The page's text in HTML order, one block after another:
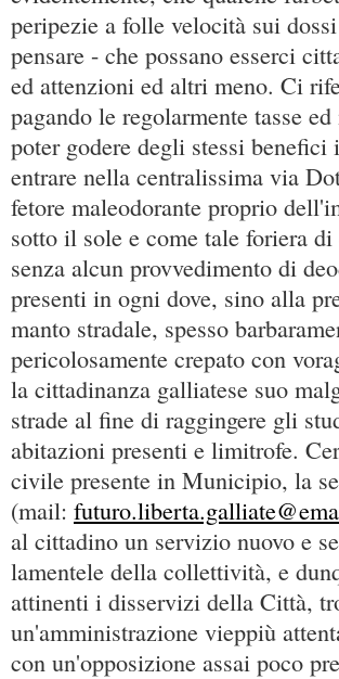
peripezie a folle velocità sui
pensare - che possano esserci
ed attenzioni ed altri meno. Ci
pagando le regolarmente tasse
poter godere degli stessi
entrare nella centralissima via
fetore maleodorante proprio
sotto il sole e come tale foriera
senza alcun provvedimento di
presenti in ogni dove, sino alla
manto stradale, spesso
pericolosamente crepato con
la cittadinanza galliatese suo
strade al fine di raggingere gli
abitazioni presenti e limitrofe.
civile presente in Municipio, la
(mail:
al cittadino un servizio nuovo e
lamentele della collettività, e
attinenti i disservizi della Città,
un'amministrazione vieppiù
con un'opposizione assai poco